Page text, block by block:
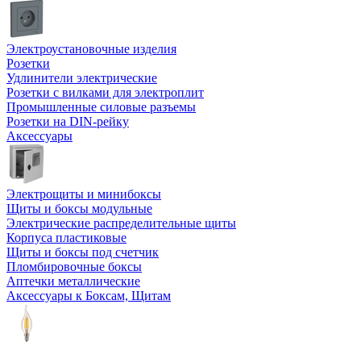
Электроустановочные изделия
Розетки
Удлинители электрические
Розетки с вилками для электроплит
Промышленные силовые разъемы
Розетки на DIN-рейку
Аксессуары
Электрощиты и минибоксы
Щиты и боксы модульные
Электрические распределительные щиты
Корпуса пластиковые
Щиты и боксы под счетчик
Пломбировочные боксы
Аптечки металлические
Аксессуары к Боксам, Щитам